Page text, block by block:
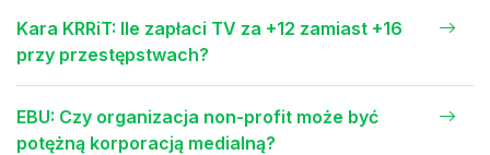
Kara KRRiT: Ile zapłaci TV za +12 zamiast +16
przy przestępstwach?
EBU: Czy organizacja non-profit może być
potężną korporacją medialną?